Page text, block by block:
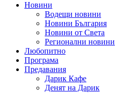
Новини
Водещи новини
Новини България
Новини от Света
Регионални новини
Любопитно
Програма
Предавания
Дарик Кафе
Денят на Дарик